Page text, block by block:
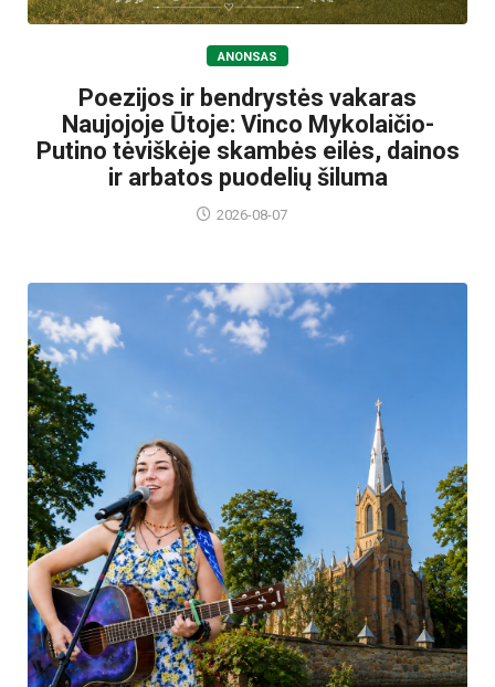
ANONSAS
Poezijos ir bendrystės vakaras
Naujojoje Ūtoje: Vinco Mykolaičio-
Putino tėviškėje skambės eilės, dainos
ir arbatos puodelių šiluma
2026-08-07